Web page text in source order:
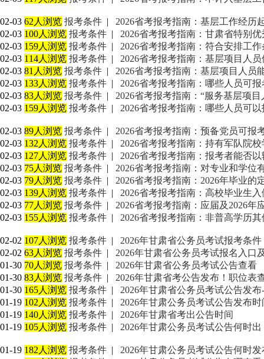
02-03 62人浏览 报考条件 |
2026省考报考指南：基层工作经历
02-03 100人浏览 报考条件 |
2026省考报考指南：甘肃省特别
02-03 159人浏览 报考条件 |
2026省考报考指南：符合安排工
02-03 114人浏览 报考条件 |
2026省考报考指南：基层项目人
02-03 81人浏览 报考条件 |
2026省考报考指南：基层项目人员
02-03 133人浏览 报考条件 |
2026省考报考指南：哪些人员可
02-03 83人浏览 报考条件 |
2026省考报考指南：“服务基层项
02-03 159人浏览 报考条件 | 2026省考报考指南：哪些人员可
02-03 89人浏览 报考条件 |
2026省考报考指南：预备党员可报
02-03 132人浏览 报考条件 |
2026省考报考指南：持有军队院
02-03 127人浏览 报考条件 |
2026省考报考指南：报考者能否
02-03 75人浏览 报考条件 |
2026省考报考指南：对专业和学位
02-03 79人浏览 报考条件 |
2026省考报考指南：2026年毕业的
02-03 139人浏览 报考条件 |
2026省考报考指南：高校毕业生
02-03 77人浏览 报考条件 |
2026省考报考指南：应届及2026年
02-03 155人浏览 报考条件 | 2026省考报考指南：非普高学历
02-02 107人浏览 报考条件 |
2026年甘肃省公务员考试报考条件
02-02 63人浏览 报考条件 |
2026年甘肃省公务员考试报名入口
01-30 70人浏览 报考条件 |
2026年甘肃省公务员考试公告查看
01-30 83人浏览 报考条件 |
2026年甘肃省考公告发布！职位表
01-30 165人浏览 报考条件 |
2026年甘肃省公务员考试公告发
01-19 102人浏览 报考条件 |
2026年甘肃公务员考试公告发布
01-19 140人浏览 报考条件 |
2026年甘肃省考出公告时间
01-19 105人浏览 报考条件 | 2026年甘肃公务员考试公告何时
01-19 182人浏览 报考条件 |
2026年甘肃公务员考试公告何时